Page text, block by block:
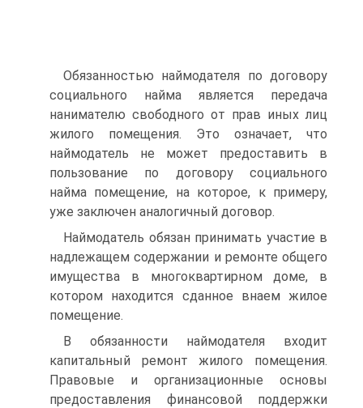
Обязанностью наймодателя по договору
социального найма является передача
нанимателю свободного от прав иных лиц
жилого помещения. Это означает, что
наймодатель не может предоставить в
пользование по договору социального
найма помещение, на которое, к примеру,
уже заключен аналогичный договор.
Наймодатель обязан принимать участие в
надлежащем содержании и ремонте общего
имущества в многоквартирном доме, в
котором находится сданное внаем жилое
помещение.
В обязанности наймодателя входит
капитальный ремонт жилого помещения.
Правовые и организационные основы
предоставления финансовой поддержки